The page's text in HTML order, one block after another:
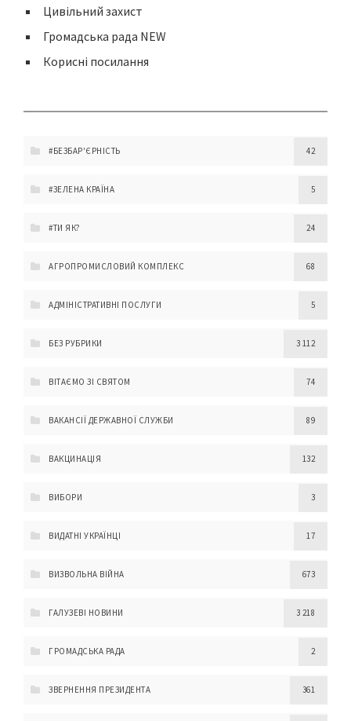
Цивільний захист
Громадська рада NEW
Корисні посилання
#БЕЗБАР'ЄРНІСТЬ 42
#ЗЕЛЕНА КРАЇНА 5
#ТИ ЯК? 24
АГРОПРОМИСЛОВИЙ КОМПЛЕКС 68
АДМІНІСТРАТИВНІ ПОСЛУГИ 5
БЕЗ РУБРИКИ 3 112
ВІТАЄМО ЗІ СВЯТОМ 74
ВАКАНСІЇ ДЕРЖАВНОЇ СЛУЖБИ 89
ВАКЦИНАЦІЯ 132
ВИБОРИ 3
ВИДАТНІ УКРАЇНЦІ 17
ВИЗВОЛЬНА ВІЙНА 673
ГАЛУЗЕВІ НОВИНИ 3 218
ГРОМАДСЬКА РАДА 2
ЗВЕРНЕННЯ ПРЕЗИДЕНТА 361